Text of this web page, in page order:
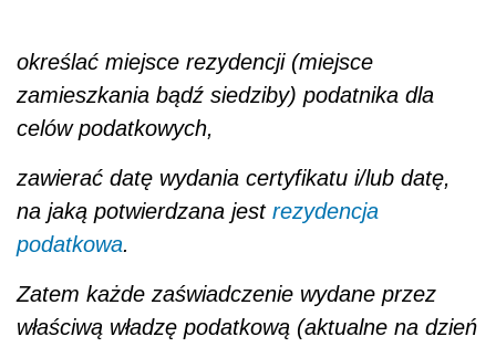
określać miejsce rezydencji (miejsce
zamieszkania bądź siedziby) podatnika dla
celów podatkowych,
zawierać datę wydania certyfikatu i/lub datę,
na jaką potwierdzana jest rezydencja
podatkowa.
Zatem każde zaświadczenie wydane przez
właściwą władzę podatkową (aktualne na dzień